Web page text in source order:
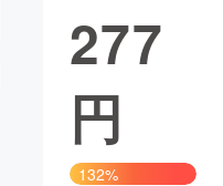
チャレンジ
CAMPFIRE Creation
277
円
132%